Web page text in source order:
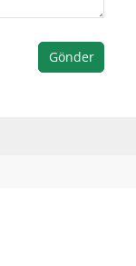
Gönder